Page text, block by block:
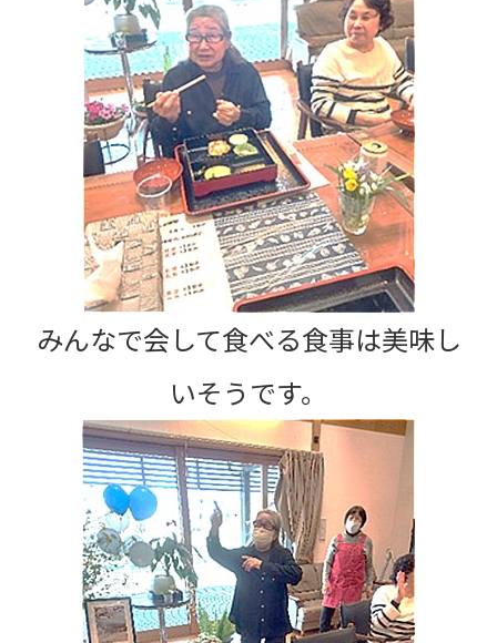
みんなで会して食べる食事は美味し
いそうです。